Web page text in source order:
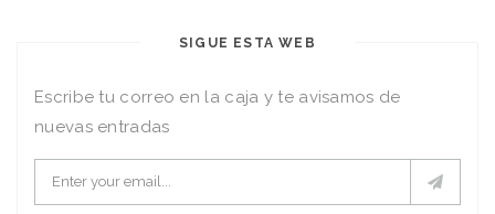
SIGUE ESTA WEB
Escribe tu correo en la caja y te avisamos de
nuevas entradas